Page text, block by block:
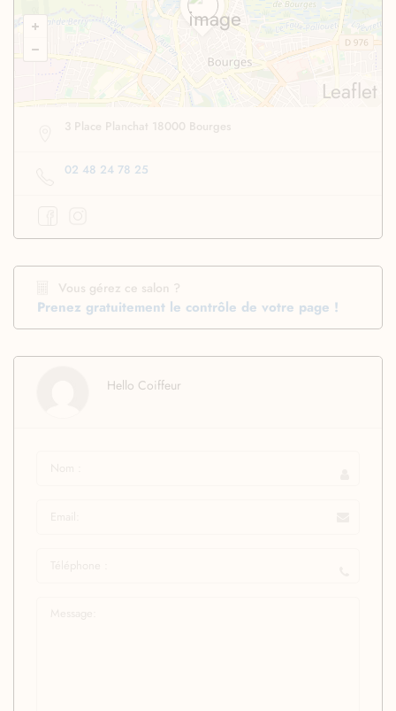
Leaflet
3 Place Planchat 18000 Bourges
02 48 24 78 25
Vous gérez ce salon ?
Prenez gratuitement le contrôle de votre page !
Hello Coiffeur